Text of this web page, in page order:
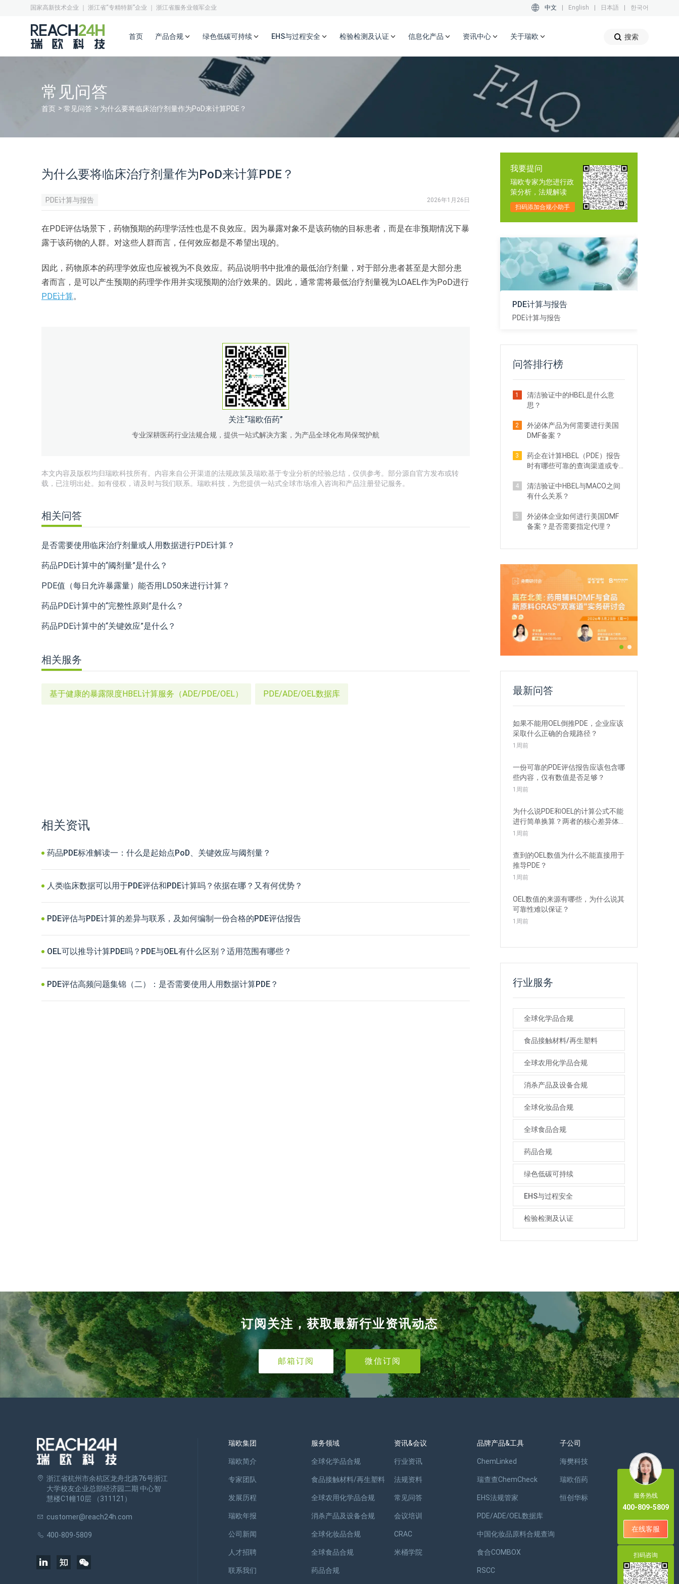
国家高新技术企业 ｜ 浙江省“专精特新”企业 ｜ 浙江省服务业领军企业 中文 English 日本語 한국어
首页 产品合规 绿色低碳可持续 EHS与过程安全 检验检测及认证 信息化产品 资讯中心 关于瑞欧 搜索
服务热线
400-809-5809
在线客服
扫码咨询
常见问答
首页 常见问答 为什么要将临床治疗剂量作为PoD来计算PDE？
为什么要将临床治疗剂量作为PoD来计算PDE？
PDE计算与报告 2026年1月26日
在PDE评估场景下，药物预期的药理学活性也是不良效应。因为暴露对象不是该药物的目标患者，而是在非预期情况下暴
露于该药物的人群。对这些人群而言，任何效应都是不希望出现的。
因此，药物原本的药理学效应也应被视为不良效应。药品说明书中批准的最低治疗剂量，对于部分患者甚至是大部分患
者而言，是可以产生预期的药理学作用并实现预期的治疗效果的。因此，通常需将最低治疗剂量视为LOAEL作为PoD进行
PDE计算。
关注“瑞欧佰药”
专业深耕医药行业法规合规，提供一站式解决方案，为产品全球化布局保驾护航
本文内容及版权均归瑞欧科技所有。内容来自公开渠道的法规政策及瑞欧基于专业分析的经验总结，仅供参考。部分源自官方发布或转
载，已注明出处。如有侵权，请及时与我们联系。瑞欧科技，为您提供一站式全球市场准入咨询和产品注册登记服务。
相关问答
是否需要使用临床治疗剂量或人用数据进行PDE计算？
药品PDE计算中的“阈剂量”是什么？
PDE值（每日允许暴露量）能否用LD50来进行计算？
药品PDE计算中的“完整性原则”是什么？
药品PDE计算中的“关键效应”是什么？
相关服务
基于健康的暴露限度HBEL计算服务（ADE/PDE/OEL） PDE/ADE/OEL数据库
相关资讯
药品PDE标准解读一：什么是起始点PoD、关键效应与阈剂量？
人类临床数据可以用于PDE评估和PDE计算吗？依据在哪？又有何优势？
PDE评估与PDE计算的差异与联系，及如何编制一份合格的PDE评估报告
OEL可以推导计算PDE吗？PDE与OEL有什么区别？适用范围有哪些？
PDE评估高频问题集锦（二）：是否需要使用人用数据计算PDE？
我要提问
瑞欧专家为您进行政
策分析，法规解读
扫码添加合规小助手
PDE计算与报告
PDE计算与报告
问答排行榜
1
清洁验证中的HBEL是什么意
思？
2
外泌体产品为何需要进行美国
DMF备案？
3
药企在计算HBEL（PDE）报告
时有哪些可靠的查询渠道或专
4
清洁验证中HBEL与MACO之间
有什么关系？
5
外泌体企业如何进行美国DMF
备案？是否需要指定代理？
最新问答
如果不能用OEL倒推PDE，企业应该
采取什么正确的合规路径？
1周前
一份可靠的PDE评估报告应该包含哪
些内容，仅有数值是否足够？
1周前
为什么说PDE和OEL的计算公式不能
进行简单换算？两者的核心差异体
现在哪里？
1周前
查到的OEL数值为什么不能直接用于
推导PDE？
1周前
OEL数值的来源有哪些，为什么说其
可靠性难以保证？
1周前
行业服务
全球化学品合规
食品接触材料/再生塑料
全球农用化学品合规
消杀产品及设备合规
全球化妆品合规
全球食品合规
药品合规
绿色低碳可持续
EHS与过程安全
检验检测及认证
订阅关注，获取最新行业资讯动态
邮箱订阅 微信订阅
浙江省杭州市余杭区龙舟北路76号浙江
大学校友企业总部经济园二期 中心智
慧楼C1幢10层 （311121）
customer@reach24h.com
400-809-5809
瑞欧集团
瑞欧简介
专家团队
发展历程
瑞欧年报
公司新闻
人才招聘
联系我们
服务领域
全球化学品合规
食品接触材料/再生塑料
全球农用化学品合规
消杀产品及设备合规
全球化妆品合规
全球食品合规
药品合规
资讯&会议
行业资讯
法规资料
常见问答
会议培训
CRAC
米桶学院
品牌产品&工具
ChemLinked
瑞查查ChemCheck
EHS法规管家
PDE/ADE/OEL数据库
中国化妆品原料合规查询
食合COMBOX
RSCC
子公司
海樊科技
瑞欧佰药
恒创华标